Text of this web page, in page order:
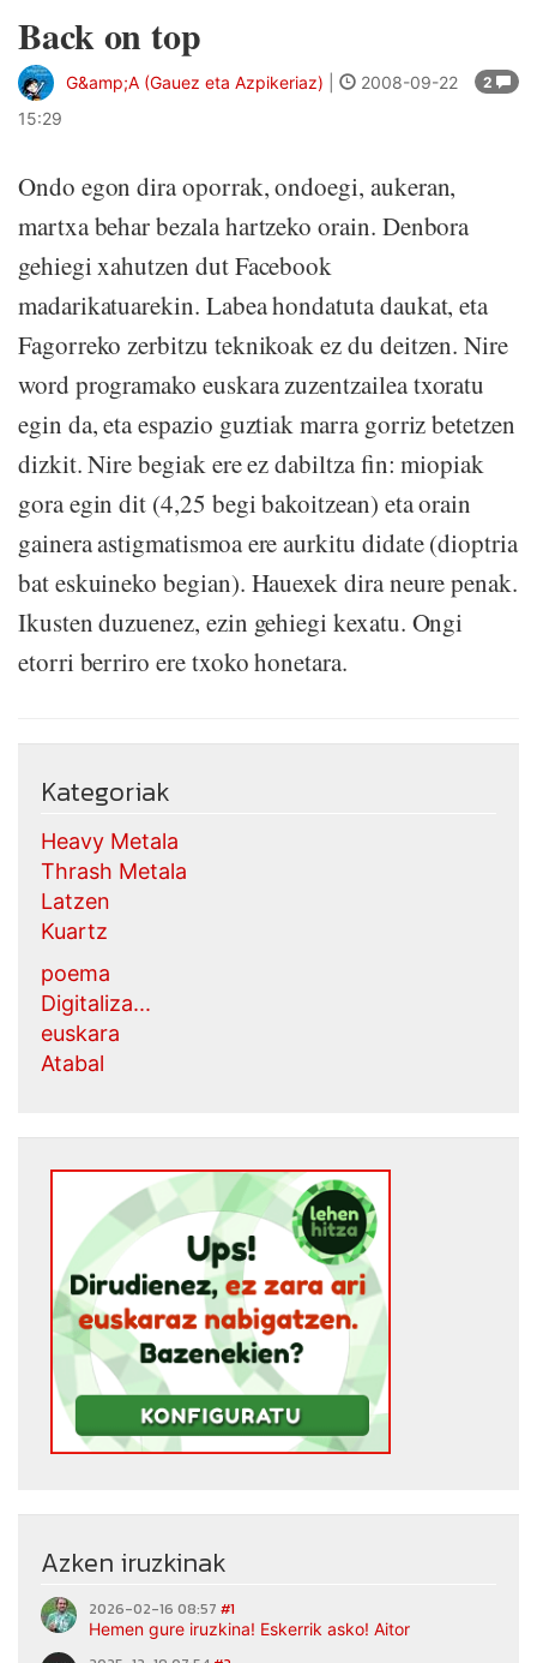
Back on top
2
G&amp;A (Gauez eta Azpikeriaz)
2008-09-22
15:29
Ondo egon dira oporrak, ondoegi, aukeran,
martxa behar bezala hartzeko orain. Denbora
gehiegi xahutzen dut Facebook
madarikatuarekin. Labea hondatuta daukat, eta
Fagorreko zerbitzu teknikoak ez du deitzen. Nire
word programako euskara zuzentzailea txoratu
egin da, eta espazio guztiak marra gorriz betetzen
dizkit. Nire begiak ere ez dabiltza fin: miopiak
gora egin dit (4,25 begi bakoitzean) eta orain
gainera astigmatismoa ere aurkitu didate (dioptria
bat eskuineko begian). Hauexek dira neure penak.
Ikusten duzuenez, ezin gehiegi kexatu. Ongi
etorri berriro ere txoko honetara.
Kategoriak
Heavy Metala
Thrash Metala
Latzen
Kuartz
poema
Digitaliza...
euskara
Atabal
Azken iruzkinak
2026-02-16 08:57 #1
Hemen gure iruzkina! Eskerrik asko! Aitor